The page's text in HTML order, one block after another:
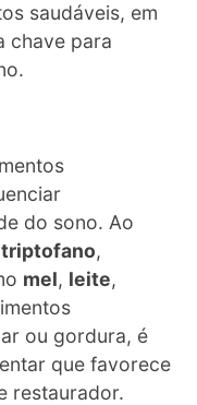
saudáveis, em
chave para
do sono. Ao
triptofano,
mel, leite,
ou gordura, é
que favorece
restaurador.